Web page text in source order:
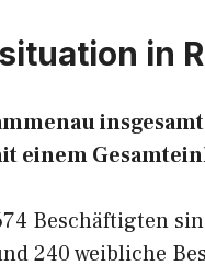
in
einem
Beschäftigten
240 weibliche